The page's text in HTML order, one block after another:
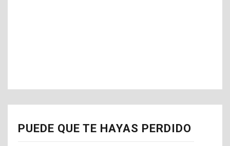
PUEDE QUE TE HAYAS PERDIDO